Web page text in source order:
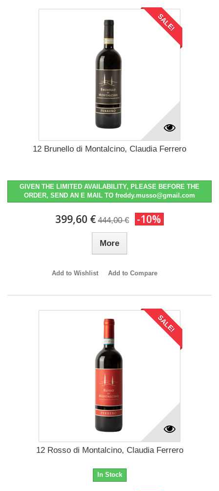
SALE!
12 Brunello di Montalcino, Claudia Ferrero
GIVEN THE LIMITED AVAILABILITY, PLEASE BEFORE THE
ORDER, SEND AN E MAIL TO freddy.musso@gmail.com
399,60 € 444,00 € -10%
More
Add to Wishlist Add to Compare
SALE!
12 Rosso di Montalcino, Claudia Ferrero
In Stock